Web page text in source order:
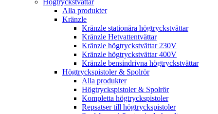
Högtryckstvättar
Alla produkter
Kränzle
Kränzle stationära högtryckstvättar
Kränzle Hetvattentvättar
Kränzle högtryckstvättar 230V
Kränzle högtryckstvättar 400V
Kränzle bensindrivna högtryckstvättar
Högtryckspistoler & Spolrör
Alla produkter
Högtryckspistoler & Spolrör
Kompletta högtryckspistoler
Repsatser till högtryckspistoler